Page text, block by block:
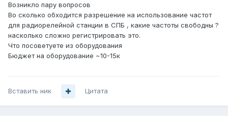
Возникло пару вопросов
Во сколько обходится разрешение на использование частот
для радиорелейной станции в СПБ , какие частоты свободны ?
насколько сложно регистрировать это.
Что посоветуете из оборудования
Бюджет на оборудование ~10-15к
Вставить ник Цитата